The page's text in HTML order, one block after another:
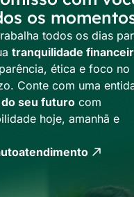
os
todos os dias
tranquilidade
ética e foco no
Conte com uma
seu futuro com
hoje, amanhã e